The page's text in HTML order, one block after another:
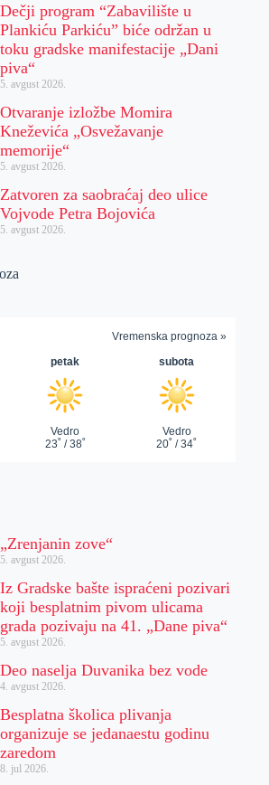
Dečji program “Zabavilište u
Plankiću Parkiću” biće održan u
toku gradske manifestacije „Dani
piva“
5. avgust 2026.
Otvaranje izložbe Momira
Kneževića „Osvežavanje
memorije“
5. avgust 2026.
Zatvoren za saobraćaj deo ulice
Vojvode Petra Bojovića
5. avgust 2026.
„Zrenjanin zove“
5. avgust 2026.
Iz Gradske bašte ispraćeni pozivari
koji besplatnim pivom ulicama
grada pozivaju na 41. „Dane piva“
5. avgust 2026.
Deo naselja Duvanika bez vode
4. avgust 2026.
Besplatna školica plivanja
organizuje se jedanaestu godinu
zaredom
8. jul 2026.